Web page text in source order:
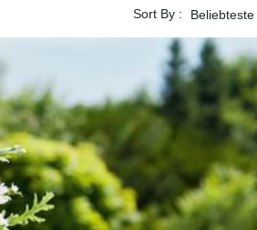
Sort By : Beliebteste